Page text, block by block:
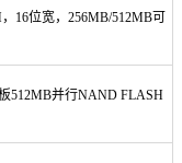
16位宽，256MB/512MB可
512MB并行NAND FLASH